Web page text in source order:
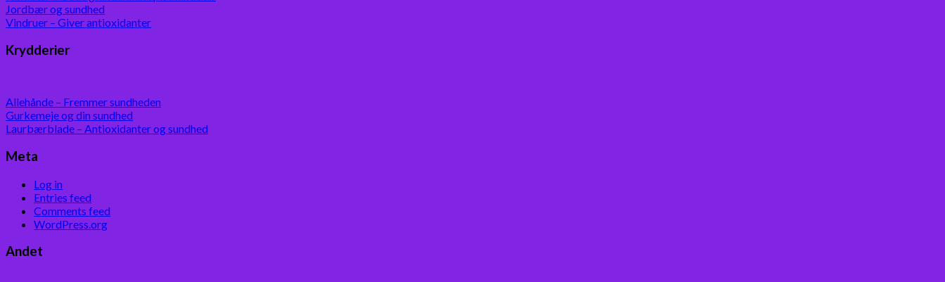
Jordbær og sundhed
Vindruer – Giver antioxidanter
Krydderier
Allehånde – Fremmer sundheden
Gurkemeje og din sundhed
Laurbærblade – Antioxidanter og sundhed
Meta
Log in
Entries feed
Comments feed
WordPress.org
Andet